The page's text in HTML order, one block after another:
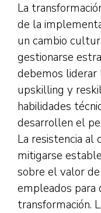
La
de la
un cambio
gestionarse
debemos liderar
upskilling y
habilidades
desarrollen el
La resistencia al
mitigarse
sobre el valor
empleados para
transformación.